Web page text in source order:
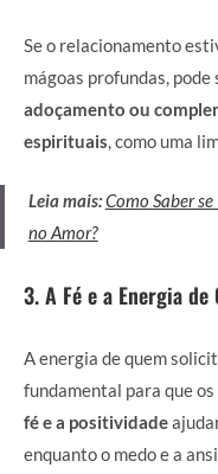
Se o relacionamento
mágoas profundas,
adoçamento ou
espirituais, como uma
Leia mais:Como Saber
no Amor?
3. A Fé e a Energia
A energia de quem
fundamental para que
fé e a positividade
enquanto o medo e a